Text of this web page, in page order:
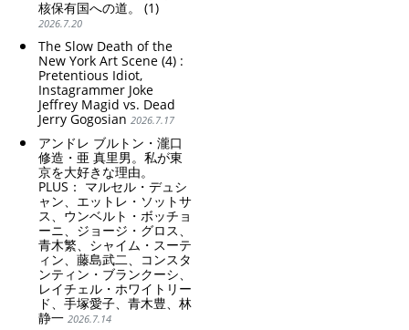
核保有国への道。 (1)
2026.7.20
The Slow Death of the
New York Art Scene (4) :
Pretentious Idiot,
Instagrammer Joke
Jeffrey Magid vs. Dead
Jerry Gogosian 2026.7.17
アンドレ ブルトン・瀧口
修造・亜 真里男。私が東
京を大好きな理由。
PLUS： マルセル・デュシ
ャン、エットレ・ソットサ
ス、ウンベルト・ボッチョ
ーニ、ジョージ・グロス、
青木繁、シャイム・スーテ
ィン、藤島武二、コンスタ
ンティン・ブランクーシ、
レイチェル・ホワイトリー
ド、手塚愛子、青木豊、林
静一 2026.7.14